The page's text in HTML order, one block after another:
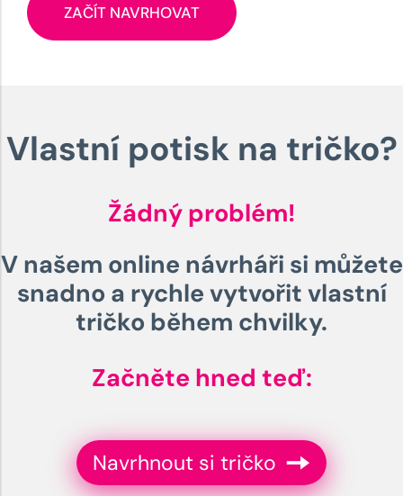
ZAČÍT NAVRHOVAT
Vlastní potisk na tričko?
Žádný problém!
V našem online návrháři si můžete
snadno a rychle vytvořit vlastní
tričko během chvilky.
Začněte hned teď:
Navrhnout si tričko